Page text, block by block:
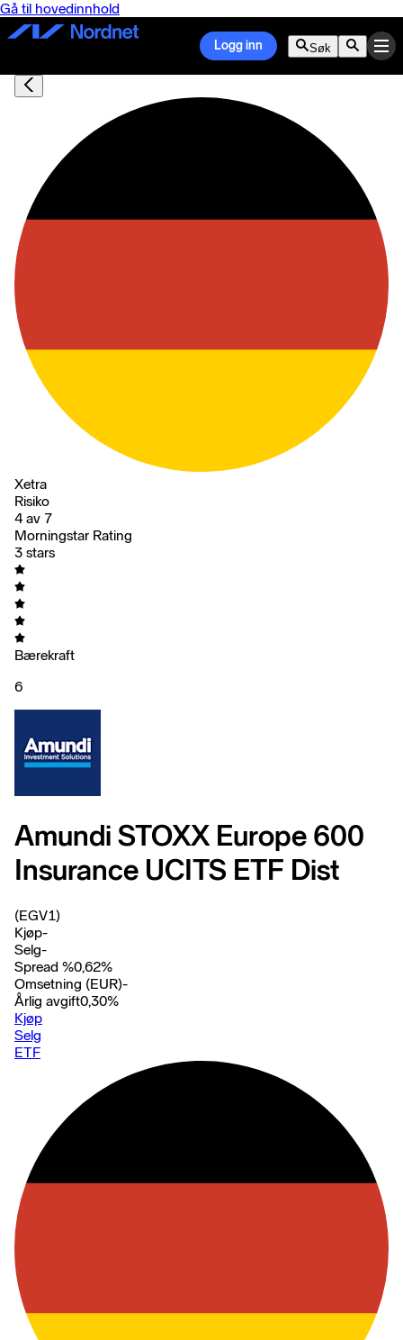
Gå til hovedinnhold
Logg inn Søk
Xetra
Risiko
4 av 7
Morningstar Rating
3 stars
Bærekraft
6
Amundi STOXX Europe 600
Insurance UCITS ETF Dist
(EGV1)
Kjøp-
Selg-
Spread %0,62%
Omsetning (EUR)-
Årlig avgift0,30%
Kjøp
Selg
ETF